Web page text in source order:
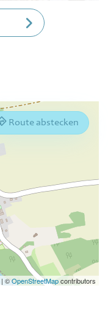
Route abstecken
| ©OpenStreetMapcontributors